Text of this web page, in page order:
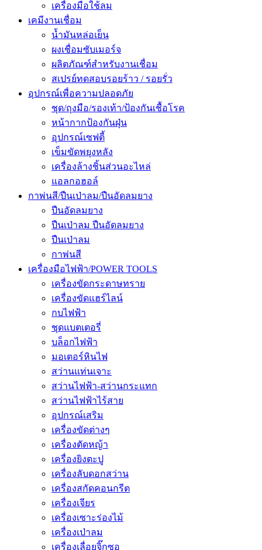
เครื่องมือใช้ลม
เคมีงานเชื่อม
น้ำมันหล่อเย็น
ผงเชื่อมซับเมอร์จ
ผลิตภัณฑ์สำหรับงานเชื่อม
สเปรย์ทดสอบรอยร้าว / รอยรั่ว
อุปกรณ์เพื่อความปลอดภัย
ชุด/ถุงมือ/รองเท้า/ป้องกันเชื้อโรค
หน้ากากป้องกันฝุ่น
อุปกรณ์เซฟตี้
เข็มขัดพยุงหลัง
เครื่องล้างชิ้นส่วนอะไหล่
แอลกอฮอล์
กาพ่นสี/ปืนเป่าลม/ปืนอัดลมยาง
ปืนอัดลมยาง
ปืนเป่าลม ปืนอัดลมยาง
ปืนเป่าลม
กาพ่นสี
เครื่องมือไฟฟ้า/POWER TOOLS
เครื่องขัดกระดาษทราย
เครื่องขัดแฮร์ไลน์
กบไฟฟ้า
ชุดแบตเตอรี่
บล็อกไฟฟ้า
มอเตอร์หินไฟ
สว่านแท่นเจาะ
สว่านไฟฟ้า-สว่านกระแทก
สว่านไฟฟ้าไร้สาย
อุปกรณ์เสริม
เครื่องขัดต่างๆ
เครื่องตัดหญ้า
เครื่องยิงตะปู
เครื่องลับดอกสว่าน
เครื่องสกัดคอนกรีต
เครื่องเจียร
เครื่องเซาะร่องไม้
เครื่องเป่าลม
เครื่องเลื่อยจิ๊กซอ